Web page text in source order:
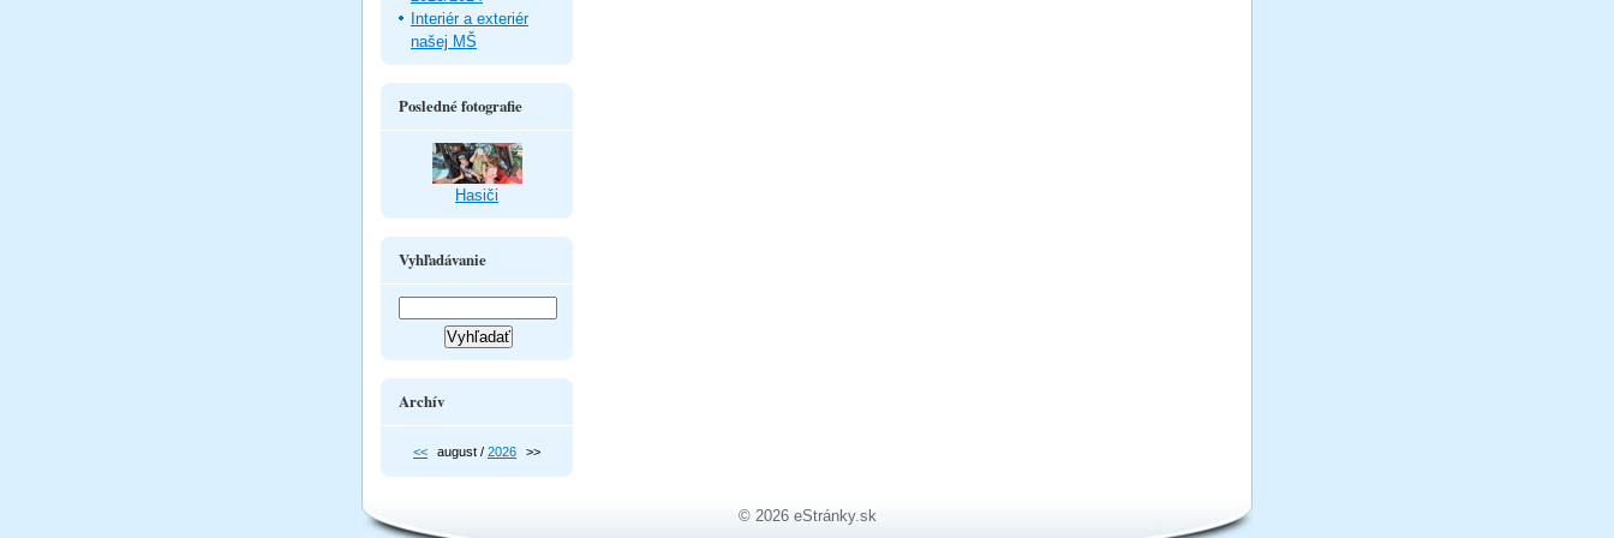
Interiér a exteriér
našej MŠ
Posledné fotografie
Hasiči
Vyhľadávanie
Archív
<< august / 2026 >>
© 2026 eStránky.sk